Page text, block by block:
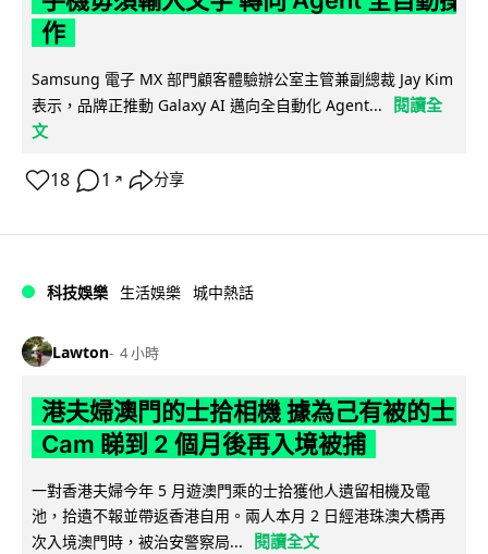
作
Samsung 電子 MX 部門顧客體驗辦公室主管兼副總裁 Jay Kim
表示，品牌正推動 Galaxy AI 邁向全自動化 Agent...
閱讀全
文
18 1 ↗ 分享
科技娛樂 生活娛樂 城中熱話
Lawton 4 小時
港夫婦澳門的士拾相機 據為己有被的士
Cam 睇到 2 個月後再入境被捕
一對香港夫婦今年 5 月遊澳門乘的士拾獲他人遺留相機及電
池，拾遺不報並帶返香港自用。兩人本月 2 日經港珠澳大橋再
次入境澳門時，被治安警察局...
閱讀全文